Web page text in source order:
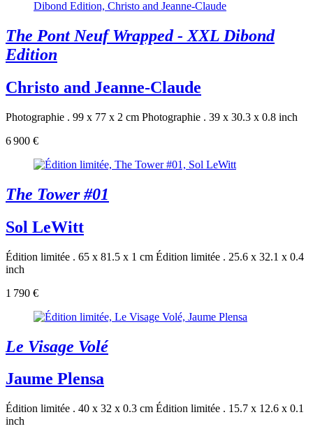
The Pont Neuf Wrapped - XXL Dibond
Edition
Christo and Jeanne-Claude
Photographie . 99 x 77 x 2 cm Photographie . 39 x 30.3 x 0.8 inch
6 900 €
The Tower #01
Sol LeWitt
Édition limitée . 65 x 81.5 x 1 cm Édition limitée . 25.6 x 32.1 x 0.4
inch
1 790 €
Le Visage Volé
Jaume Plensa
Édition limitée . 40 x 32 x 0.3 cm Édition limitée . 15.7 x 12.6 x 0.1
inch